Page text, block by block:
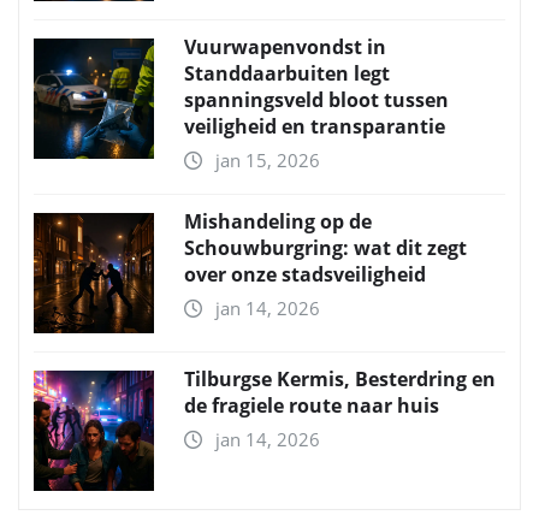
Vuurwapenvondst in
Standdaarbuiten legt
spanningsveld bloot tussen
veiligheid en transparantie
jan 15, 2026
Mishandeling op de
Schouwburgring: wat dit zegt
over onze stadsveiligheid
jan 14, 2026
Tilburgse Kermis, Besterdring en
de fragiele route naar huis
jan 14, 2026